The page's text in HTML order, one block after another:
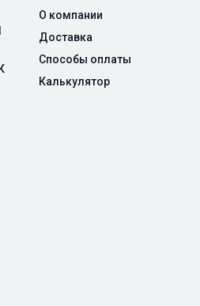
О компании
Доставка
Способы оплаты
Калькулятор